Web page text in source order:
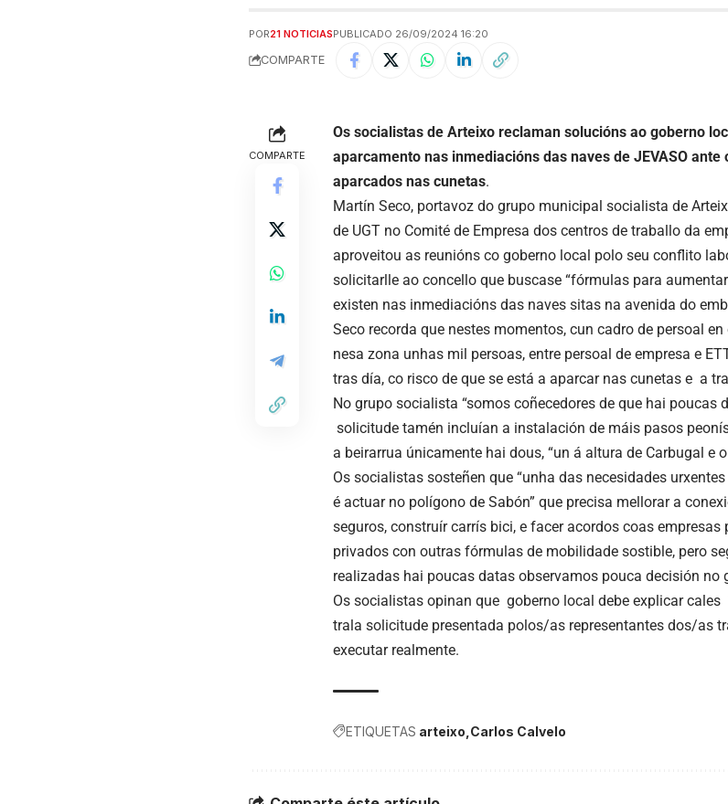
POR21 NOTICIASPUBLICADO 26/09/2024 16:20
COMPARTE
COMPARTE
Os socialistas de Arteixo reclaman solucións ao goberno
aparcamento nas inmediacións das naves de JEVASO
aparcados nas cunetas.
Martín Seco, portavoz do grupo municipal socialista de
de UGT no Comité de Empresa dos centros de traballo da
aproveitou as reunións co goberno local polo seu conflito
solicitarlle ao concello que buscase “fórmulas para
existen nas inmediacións das naves sitas na avenida do
Seco recorda que nestes momentos, cun cadro de persoal
nesa zona unhas mil persoas, entre persoal de empresa e
tras día, co risco de que se está a aparcar nas cunetas e a
No grupo socialista “somos coñecedores de que hai poucas
solicitude tamén incluían a instalación de máis pasos
a beirarrua únicamente hai dous, “un á altura de Carbugal e
Os socialistas sosteñen que “unha das necesidades
é actuar no polígono de Sabón” que precisa mellorar a
seguros, construír carrís bici, e facer acordos coas
privados con outras fórmulas de mobilidade sostible, pero
realizadas hai poucas datas observamos pouca decisión no
Os socialistas opinan que goberno local debe explicar
trala solicitude presentada polos/as representantes dos/as
executar realmente.
ETIQUETAS arteixo Carlos Calvelo